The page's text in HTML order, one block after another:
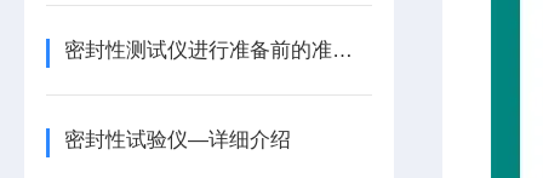
密封性测试仪进行准备前的准备工作
密封性试验仪—详细介绍